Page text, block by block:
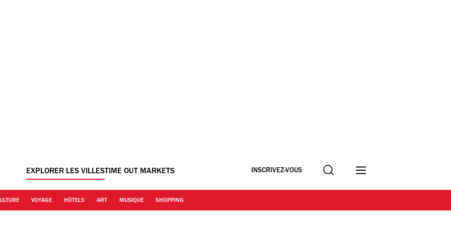
EXPLORER LES VILLESTIME OUT MARKETS INSCRIVEZ-VOUS Recherche
VOYAGE HÔTELS ART MUSIQUE SHOPPING